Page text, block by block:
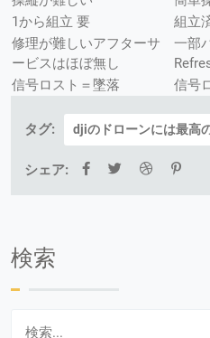
1から組立 要
組立
修理が難しいアフターサ
ービスはほぼ無し
一部
信号ロスト＝墜落
信号
タグ: djiのドローンには最高
シェア:
検索